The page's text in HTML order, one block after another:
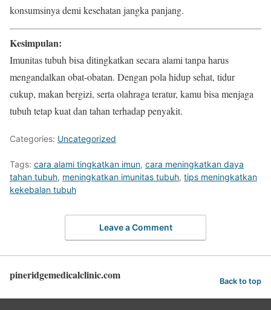
konsumsinya demi kesehatan jangka panjang.
Kesimpulan:
Imunitas tubuh bisa ditingkatkan secara alami tanpa harus
mengandalkan obat-obatan. Dengan pola hidup sehat, tidur
cukup, makan bergizi, serta olahraga teratur, kamu bisa menjaga
tubuh tetap kuat dan tahan terhadap penyakit.
Categories: Uncategorized
Tags: cara alami tingkatkan imun, cara meningkatkan daya
tahan tubuh, meningkatkan imunitas tubuh, tips meningkatkan
kekebalan tubuh
Leave a Comment
pineridgemedicalclinic.com Back to top